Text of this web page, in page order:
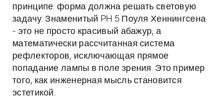
принципе: форма должна решать световую
задачу. Знаменитый PH 5 Поуля Хеннингсена
- это не просто красивый абажур, а
математически рассчитанная система
рефлекторов, исключающая прямое
попадание лампы в поле зрения. Это пример
того, как инженерная мысль становится
эстетикой.